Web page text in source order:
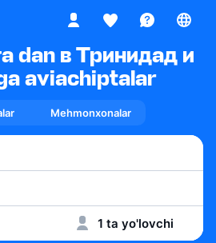
dan в Тринидад и
aviachiptalar
Mehmonxonalar
1 ta yo'lovchi